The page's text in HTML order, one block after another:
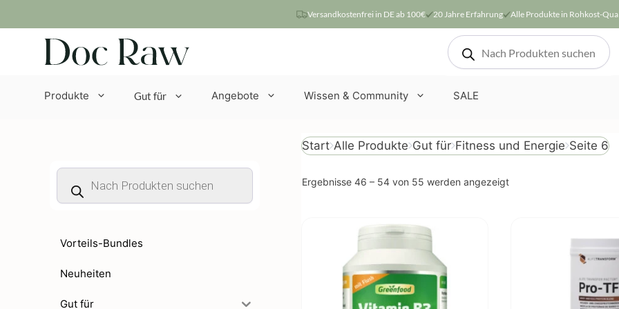
Inhalt
springen
Versandkostenfrei in DE ab 100€ 20 Jahre Erfahrung Alle Produkte in Rohkost-
Products
search
Produkte Gut für Angebote Wissen & Community SALE
Start Alle Produkte Gut für Fitness und Energie Seite 6
Ergebnisse 46 – 54 von 55 werden angezeigtNach
Products
search
Vorteils-Bundles
Neuheiten
Gut für